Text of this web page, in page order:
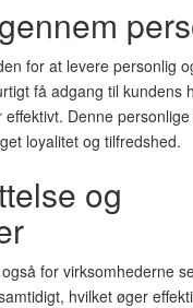
for at levere personlig
få adgang til kundens
Denne
loyalitet og tilfredshed.
og
for virksomhederne
hvilket øger